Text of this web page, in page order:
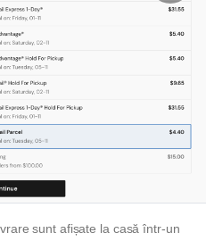
sunt afișate la casă într-un